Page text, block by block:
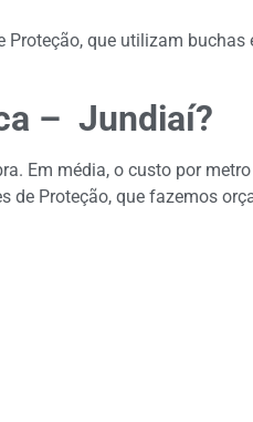
Proteção, que utilizam buchas
– Jundiaí?
Em média, o custo por
de Proteção, que fazemos